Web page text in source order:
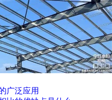
广泛应用